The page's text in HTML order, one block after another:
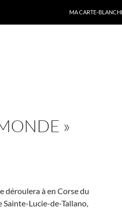
MA CARTE-
»
déroulera à en Corse du
Sainte-Lucie-de-Tallano,